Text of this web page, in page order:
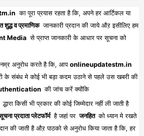
का पूरा प्रयास रहता है कि, अपने हर आर्टिकल या
शुद्ध व प्रमाणिक जानकारी प्रदान की जाये औऱ इसीलिए हम
Media से प्राप्त जानकारी के आधार पर सूचना को
अनुरोध करते है कि, आपonlineupdatestm.in
के संबंध मे कोई भी बड़ा कदम उठाने से पहले उस खबरी की
की जांच करें क्योंकि
द्धारा किसी भी प्रकार की कोई जिम्मेदार नहीं ली जाती है
प्रदाता प्लेटफॉर्म है जहां पर जनहित को ध्यान मे रखते
की जाती है औऱ पाठको से अनुरोध किया जाता है कि, हर